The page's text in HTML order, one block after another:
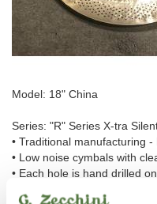
Model: 18" China
Series: "R" Series X-tra
• Traditional manufacturing
• Low noise cymbals with
• Each hole is hand drilled